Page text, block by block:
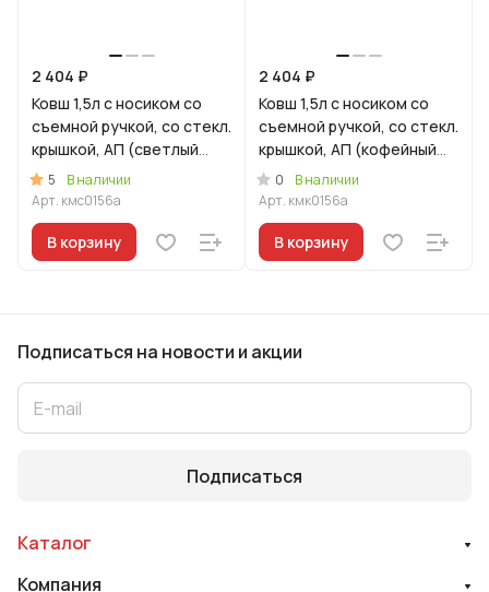
2 404 ₽
Ковш 1,5л с носиком со
съемной ручкой, со стекл.
крышкой, АП (светлый
мрамор)
5
В наличии
Арт. кмс0156а
В корзину
2 404 ₽
Ковш 1,5л с носиком со
съемной ручкой, со стекл.
крышкой, АП (кофейный
мрамор)
0
В наличии
Арт. кмк0156а
В корзину
Подписаться на новости и акции
Подписаться
Каталог
Компания